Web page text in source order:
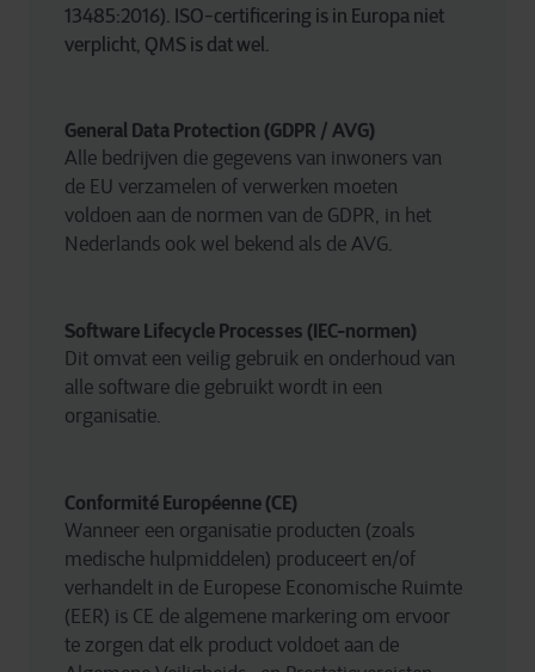
13485:2016). ISO-certificering is in Europa niet
verplicht, QMS is dat wel.
General Data Protection (GDPR / AVG)
Alle bedrijven die gegevens van inwoners van
de EU verzamelen of verwerken moeten
voldoen aan de normen van de GDPR, in het
Nederlands ook wel bekend als de AVG.
Software Lifecycle Processes (IEC-normen)
Dit omvat een veilig gebruik en onderhoud van
alle software die gebruikt wordt in een
organisatie.
Conformité Européenne (CE)
Wanneer een organisatie producten (zoals
medische hulpmiddelen) produceert en/of
verhandelt in de Europese Economische Ruimte
(EER) is CE de algemene markering om ervoor
te zorgen dat elk product voldoet aan de